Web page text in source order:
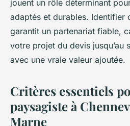
David• 23 octobre 2025•6 min de
jouent un rôle déterminant
adaptés et durables. Identifier
garantit un partenariat fiable,
votre projet du devis jusqu’au
avec une vraie valeur ajoutée.
Critères essentiels
paysagiste à
Marne